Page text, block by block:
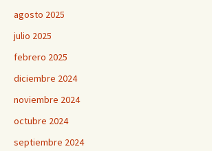
agosto 2025
julio 2025
febrero 2025
diciembre 2024
noviembre 2024
octubre 2024
septiembre 2024